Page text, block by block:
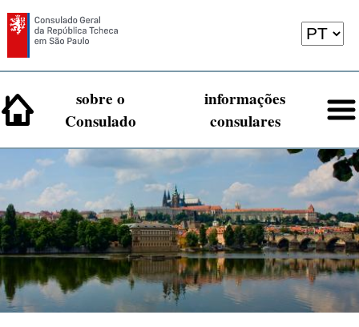
sobre o
Consulado
informações
consulares